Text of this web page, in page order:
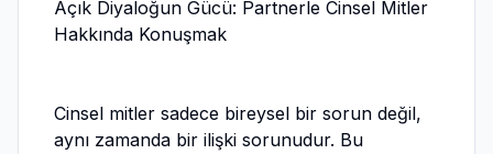
Açık Diyaloğun Gücü: Partnerle Cinsel Mitler
Hakkında Konuşmak
Cinsel mitler sadece bireysel bir sorun değil,
aynı zamanda bir ilişki sorunudur. Bu